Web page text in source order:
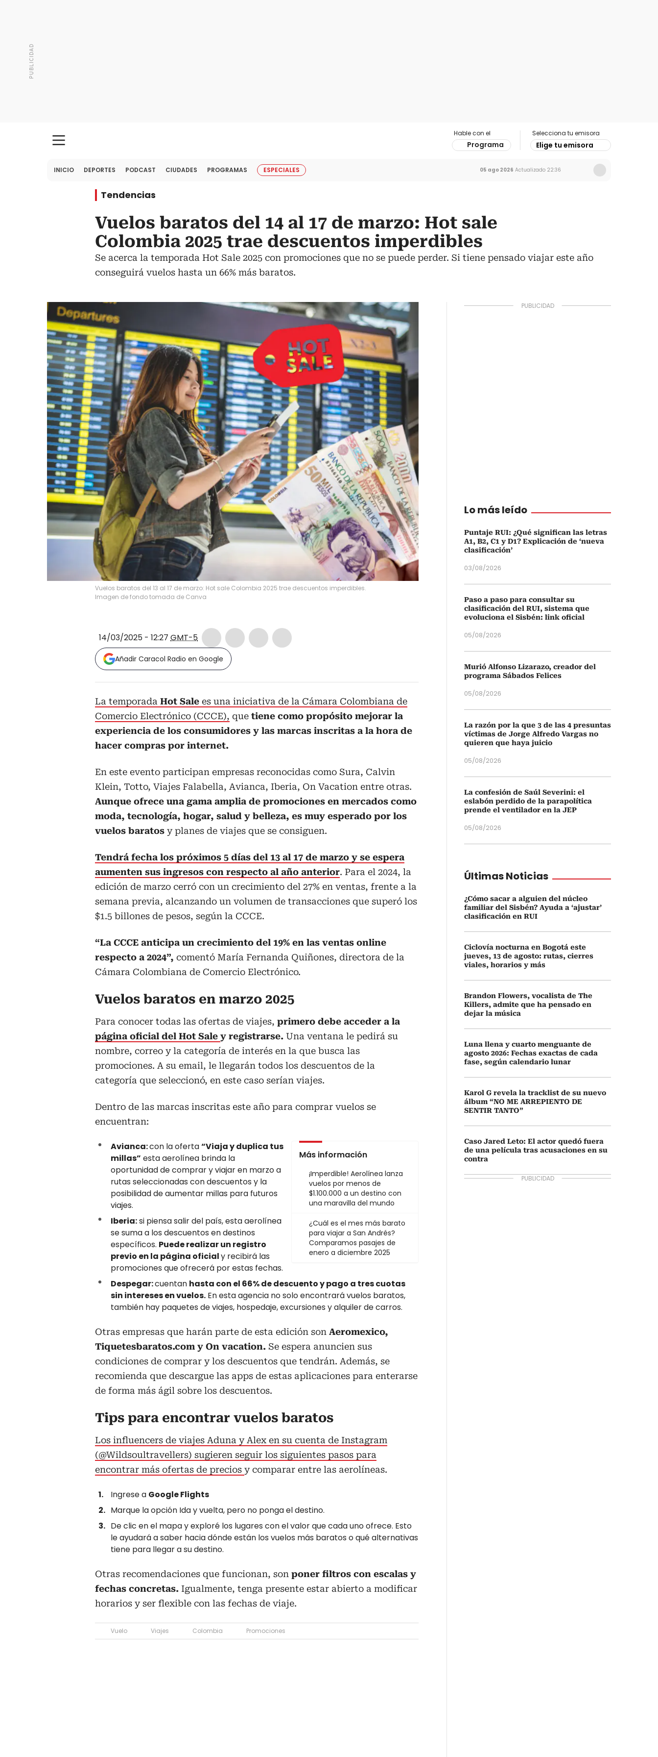
Hable con el
Programa
Selecciona tu emisora
Elige tu emisora
INICIO DEPORTES PODCAST CIUDADES PROGRAMAS ESPECIALES 05 ago 2026 Actualizado 22:36
Tendencias
Vuelos baratos del 14 al 17 de marzo: Hot sale
Colombia 2025 trae descuentos imperdibles
Se acerca la temporada Hot Sale 2025 con promociones que no se puede perder. Si tiene pensado viajar este año
conseguirá vuelos hasta un 66% más baratos.
Vuelos baratos del 13 al 17 de marzo: Hot sale Colombia 2025 trae descuentos imperdibles.
Imagen de fondo tomada de Canva
14/03/2025 - 12:27 GMT-5
Añadir Caracol Radio en Google
La temporada Hot Sale es una iniciativa de la Cámara Colombiana de
Comercio Electrónico (CCCE), que tiene como propósito mejorar la
experiencia de los consumidores y las marcas inscritas a la hora de
hacer compras por internet.
En este evento participan empresas reconocidas como Sura, Calvin
Klein, Totto, Viajes Falabella, Avianca, Iberia, On Vacation entre otras.
Aunque ofrece una gama amplia de promociones en mercados como
moda, tecnología, hogar, salud y belleza, es muy esperado por los
vuelos baratos y planes de viajes que se consiguen.
Tendrá fecha los próximos 5 días del 13 al 17 de marzo y se espera
aumenten sus ingresos con respecto al año anterior. Para el 2024, la
edición de marzo cerró con un crecimiento del 27% en ventas, frente a la
semana previa, alcanzando un volumen de transacciones que superó los
$1.5 billones de pesos, según la CCCE.
“La CCCE anticipa un crecimiento del 19% en las ventas online
respecto a 2024”, comentó María Fernanda Quiñones, directora de la
Cámara Colombiana de Comercio Electrónico.
Vuelos baratos en marzo 2025
Para conocer todas las ofertas de viajes, primero debe acceder a la
página oficial del Hot Sale y registrarse. Una ventana le pedirá su
nombre, correo y la categoría de interés en la que busca las
promociones. A su email, le llegarán todos los descuentos de la
categoría que seleccionó, en este caso serían viajes.
Dentro de las marcas inscritas este año para comprar vuelos se
encuentran:
Más información
¡Imperdible! Aerolínea lanza
vuelos por menos de
$1.100.000 a un destino con
una maravilla del mundo
¿Cuál es el mes más barato
para viajar a San Andrés?
Comparamos pasajes de
enero a diciembre 2025
Avianca:con la oferta“Viaja y duplica tus
millas” esta aerolínea brinda la
oportunidad de comprar y viajar en marzo a
rutas seleccionadas con descuentos y la
posibilidad de aumentar millas para futuros
viajes.
Iberia:si piensa salir del país, esta aerolínea
se suma a los descuentos en destinos
específicos. Puede realizar un registro
previo en la página oficialy recibirá las
promociones que ofrecerá por estas fechas.
Despegar:cuentan hasta con el 66% de descuento y pago a tres cuotas
sin intereses en vuelos. En esta agencia no solo encontrará vuelos baratos,
también hay paquetes de viajes, hospedaje, excursiones y alquiler de carros.
Otras empresas que harán parte de esta edición son Aeromexico,
Tiquetesbaratos.com y On vacation. Se espera anuncien sus
condiciones de comprar y los descuentos que tendrán. Además, se
recomienda que descargue las apps de estas aplicaciones para enterarse
de forma más ágil sobre los descuentos.
Tips para encontrar vuelos baratos
Los influencers de viajes Aduna y Alex en su cuenta de Instagram
(@Wildsoultravellers) sugieren seguir los siguientes pasos para
encontrar más ofertas de precios y comparar entre las aerolíneas.
Ingrese a Google Flights
Marque la opción Ida y vuelta, pero no ponga el destino.
De clic en el mapa y exploré los lugares con el valor que cada uno ofrece. Esto
le ayudará a saber hacia dónde están los vuelos más baratos o qué alternativas
tiene para llegar a su destino.
Otras recomendaciones que funcionan, son poner filtros con escalas y
fechas concretas. Igualmente, tenga presente estar abierto a modificar
horarios y ser flexible con las fechas de viaje.
Vuelo Viajes Colombia Promociones
Lo más leído
Puntaje RUI: ¿Qué significan las letras
A1, B2, C1 y D1? Explicación de ‘nueva
clasificación’
03/08/2026
Paso a paso para consultar su
clasificación del RUI, sistema que
evoluciona el Sisbén: link oficial
05/08/2026
Murió Alfonso Lizarazo, creador del
programa Sábados Felices
05/08/2026
La razón por la que 3 de las 4 presuntas
víctimas de Jorge Alfredo Vargas no
quieren que haya juicio
05/08/2026
La confesión de Saúl Severini: el
eslabón perdido de la parapolítica
prende el ventilador en la JEP
05/08/2026
Últimas Noticias
¿Cómo sacar a alguien del núcleo
familiar del Sisbén? Ayuda a ‘ajustar’
clasificación en RUI
Ciclovía nocturna en Bogotá este
jueves, 13 de agosto: rutas, cierres
viales, horarios y más
Brandon Flowers, vocalista de The
Killers, admite que ha pensado en
dejar la música
Luna llena y cuarto menguante de
agosto 2026: Fechas exactas de cada
fase, según calendario lunar
Karol G revela la tracklist de su nuevo
álbum “NO ME ARREPIENTO DE
SENTIR TANTO”
Caso Jared Leto: El actor quedó fuera
de una película tras acusaciones en su
contra